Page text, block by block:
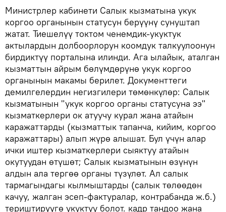
Министрлер кабинети Салык кызматына укук
коргоо органынын статусун берүүнү сунуштап
жатат. Тиешелүү токтом ченемдик-укуктук
актылардын долбоорлорун коомдук талкуулоонун
бирдиктүү порталына илинди. Ага ылайык, аталган
кызматтын айрым бөлүмдөрүнө укук коргоо
органынын макамы берилет. Документтеги
демилгелердин негизгилери төмөнкүлөр: Салык
кызматынын "укук коргоо органы статусуна ээ"
кызматкерлери ок атуучу курал жана атайын
каражаттарды (кызматтык тапанча, кийим, коргоо
каражаттары) алып жүрө алышат. Бул үчүн алар
ички иштер кызматкерлери сыяктуу атайын
окутуудан өтүшөт; Салык кызматынын өзүнүн
алдын ала тергөө органы түзүлөт. Ал салык
тармагындагы кылмыштарды (салык төлөөдөн
качуу, жалган эсеп-фактуралар, контрабанда ж.б.)
териштирүүгө укуктуу болот. кадр тандоо жана